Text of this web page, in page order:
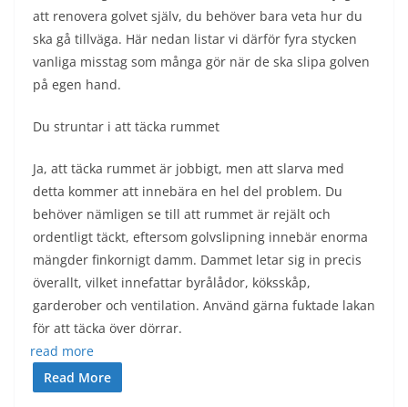
att renovera golvet själv, du behöver bara veta hur du
ska gå tillväga. Här nedan listar vi därför fyra stycken
vanliga misstag som många gör när de ska slipa golven
på egen hand.
Du struntar i att täcka rummet
Ja, att täcka rummet är jobbigt, men att slarva med
detta kommer att innebära en hel del problem. Du
behöver nämligen se till att rummet är rejält och
ordentligt täckt, eftersom golvslipning innebär enorma
mängder finkornigt damm. Dammet letar sig in precis
överallt, vilket innefattar byrålådor, köksskåp,
garderober och ventilation. Använd gärna fuktade lakan
för att täcka över dörrar.
read more
Read More